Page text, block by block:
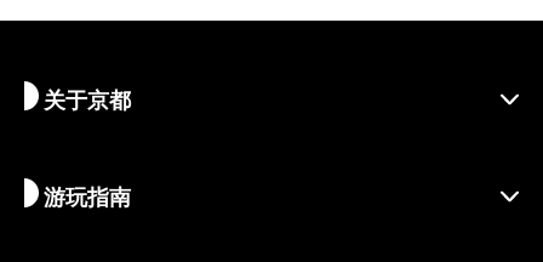
关于京都
探寻京都
游玩指南